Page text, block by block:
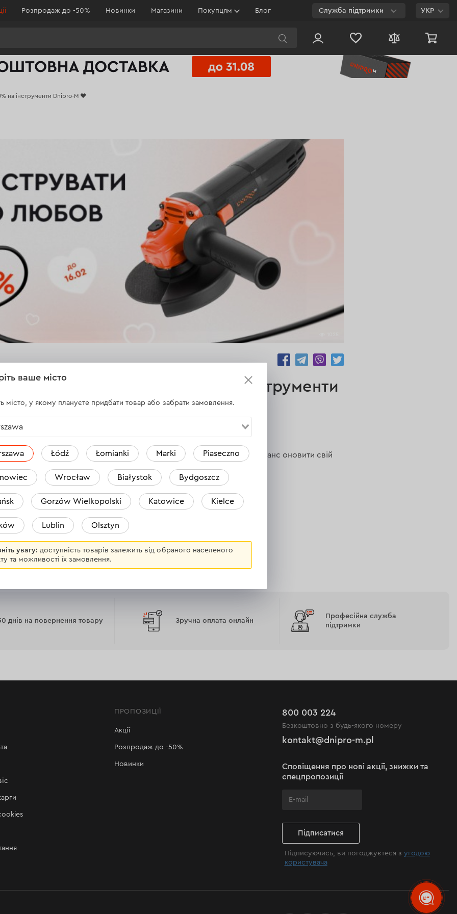
Розпродаж до -50% Новинки Магазини Покупцям Блог Служба підтримки
Чат на сайті
УКР
на інструменти Dnipro-M ❤️
то любов! Знижки до -50% на інструменти
Ловіть ідеальну пропозицію.
до -50% на обраний асортимент інструментів Dnipro-M! Це ваш шанс оновити свій
ціною для себе, або для тих, кого любите.
або онлайн:dnipro-m.pl
днів на повернення товару Зручна оплата онлайн
Професійна служба
підтримки
ПРОПОЗИЦІЇ
Акції
Розпродаж до -50%
Новинки
800 003 224
Безкоштовно з будь-якого номеру
kontakt@dnipro-m.pl
Сповіщення про нові акції, знижки та
спецпропозиції
Підписатися
Підписуючись, ви погоджуєтеся з угодою
користувача
ваше місто
місто, у якому плануєте придбати товар або забрати замовлення.
Łódź Łomianki Marki Piaseczno
Wrocław Białystok Bydgoszcz
Gorzów Wielkopolski Katowice Kielce
Lublin Olsztyn
увагу: доступність товарів залежить від обраного населеного
та можливості їх замовлення.